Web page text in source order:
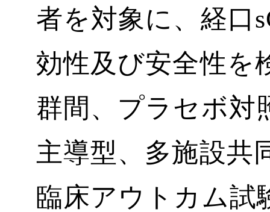
者を対象に、経口
効性及び安全性を
群間、プラセボ対
主導型、多施設共
臨床アウトカム試